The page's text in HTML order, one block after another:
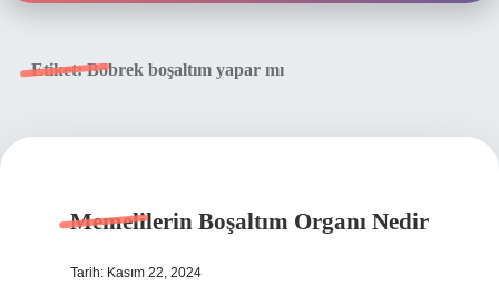
Etiket:Böbrek boşaltım yapar mı
Memelilerin Boşaltım Organı Nedir
Tarih: Kasım 22, 2024